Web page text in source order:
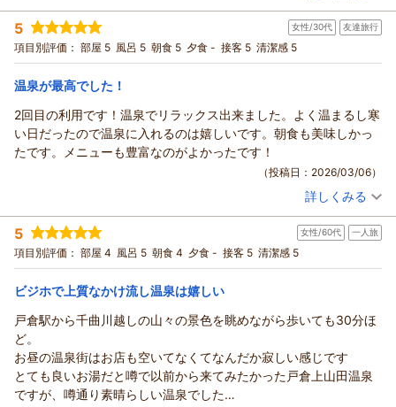
げております。
（返信日：2026/03/24）
また、当館自慢の温泉をお気に召して頂けており、何よりござ
います。温泉とおもてなしによって、お客様の日頃のお仕事疲
れを癒すお手伝いが出来ておりましたら、幸いに存じます。
引き続きよりお客様にご満足頂けますよう、サービス品質の改
善向上に努めさせて頂きます。
ます。
お客様のまたのお越しを、スタッフ一同、心よりお待ち申し上
げております。
（返信日：2026/03/15）
投稿者： タマちゃんさん(男性/40代)
宿泊プラン： 【じゃらん限定】10日前までのご予約がお得★天然温泉・ご朝
食サービス・無料駐車場あり・WI-FI無料★
ツイン 朝のみ
宿泊価格帯： 11,001～12,000円(大人一人あたり/税込)
この度は当ホテルルートイン上山田温泉をご利用頂きまして、
誠に有難うございます。
団体の皆様にご満足いただけたようで光栄でございます。
当館自慢の温泉で、お客様のお仕事疲れを少しでも和らげるお
手伝いができておりましたら、幸甚でございます。
今回は会社の集まりでご利用との事でございましたが、行楽等
プライベートでのご利用でゆったりとお過ごし頂くのも、また
違った趣があり良いかと存じます。
機会がございましたら、是非ご検討下さいませ。
引き続きお客様にご満足頂けるよう、温泉や館内設備の管理維
て頂きます。
この度は貴重なご意見を賜りまして、改めまして御礼申し上げ
ます。
お客様のまたのお越しを、スタッフ一同、心よりお待ち申し上
げております。
5 女性/30代 友達旅行
項目別評価： 部屋 5 風呂 5 朝食 5 夕食 - 接客 5 清潔感 5
温泉が最高でした！
2回目の利用です！温泉でリラックス出来ました。よく温まるし寒
い日だったので温泉に入れるのは嬉しいです。朝食も美味しかっ
たです。メニューも豊富なのがよかったです！
（投稿日：2026/03/06）
投稿者： かおちゃんさん(女性/30代)
宿泊プラン： 【じゃらんスペシャルウィーク】期間限定特別プラン★バイキ
ング朝食付き
ツイン 朝のみ
宿泊価格帯： 9,001～10,000円(大人一人あたり/税込)
この度はホテルルートイン上山田温泉をお選びいただきまし
て、誠に有難うございます。
当ホテルグループの中でも品質の高い、当館自慢の天然温泉を
はじめ、朝食もご満喫いただけたご様子で、私共も嬉しい限り
でございます。
詳しくみる
5 女性/60代 一人旅
項目別評価： 部屋 4 風呂 5 朝食 4 夕食 - 接客 5 清潔感 5
ビジホで上質なかけ流し温泉は嬉しい
戸倉駅から千曲川越しの山々の景色を眺めながら歩いても30分ほ
ど。
お昼の温泉街はお店も空いてなくてなんだか寂しい感じです
とても良いお湯だと噂で以前から来てみたかった戸倉上山田温泉
ですが、噂通り素晴らしい温泉でした